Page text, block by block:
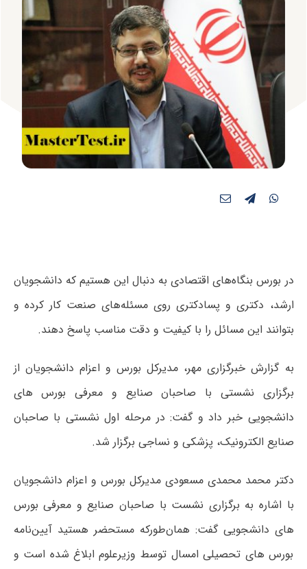
در بورس بنگاه‌های اقتصادی به‌ دنبال این هستیم که دانشجویان
ارشد، دکتری و پسادکتری روی مسئله‌های صنعت کار کرده و
بتوانند این مسائل را با کیفیت و دقت مناسب پاسخ دهند.
به گزارش خبرگزاری مهر، مدیرکل بورس و اعزام دانشجویان از
برگزاری نشستی با صاحبان صنایع و معرفی بورس های
دانشجویی خبر داد و گفت: در مرحله اول نشستی با صاحبان
صنایع الکترونیک، پزشکی و نساجی برگزار شد.
دکتر محمد محمدی مسعودی مدیرکل بورس و اعزام دانشجویان
با اشاره به برگزاری نشست با صاحبان صنایع و معرفی بورس
های دانشجویی گفت: همان‌طورکه مستحضر هستید آیین‌نامه
بورس های تحصیلی امسال توسط وزیرعلوم ابلاغ شده است و